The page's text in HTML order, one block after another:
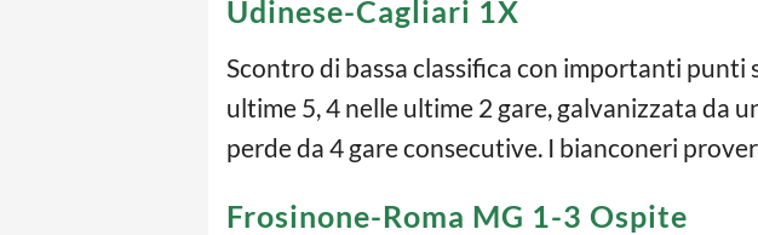
Udinese-Cagliari 1X
Scontro di bassa classifica con importanti punti
ultime 5, 4 nelle ultime 2 gare, galvanizzata da
perde da 4 gare consecutive. I bianconeri
Frosinone-Roma MG 1-3 Ospite